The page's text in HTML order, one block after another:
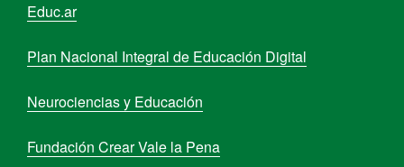
Educ.ar
Plan Nacional Integral de Educación Digital
Neurociencias y Educación
Fundación Crear Vale la Pena